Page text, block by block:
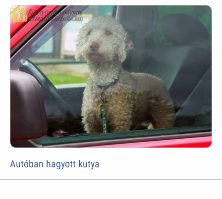
Autóban hagyott kutya